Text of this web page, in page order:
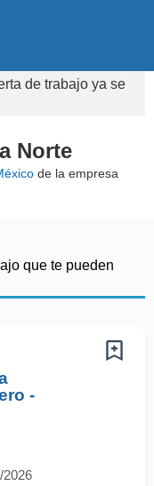
de trabajo ya se
Norte
de la empresa
que te pueden
-
2026